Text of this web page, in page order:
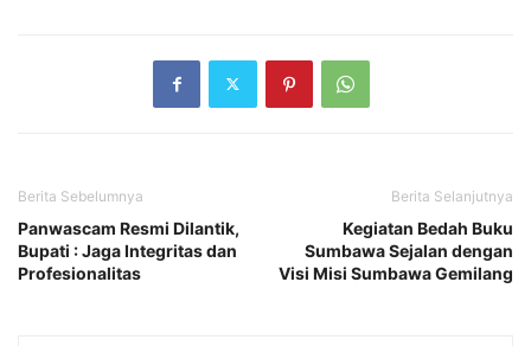
Berita Sebelumnya
Panwascam Resmi Dilantik,
Bupati : Jaga Integritas dan
Profesionalitas
Berita Selanjutnya
Kegiatan Bedah Buku
Sumbawa Sejalan dengan
Visi Misi Sumbawa Gemilang